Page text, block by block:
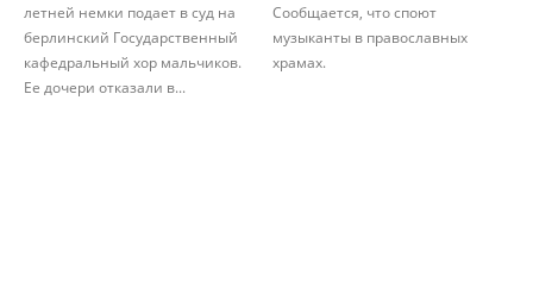
летней немки подает в суд на
берлинский Государственный
кафедральный хор мальчиков.
Ее дочери отказали в...
Сообщается, что споют
музыканты в православных
храмах.